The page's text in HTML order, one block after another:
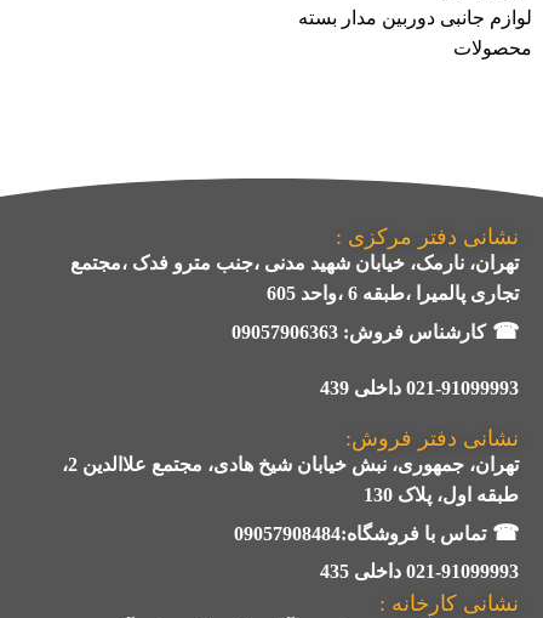
لوازم جانبی دوربین مدار بسته
محصولات
نشانی دفتر مرکزی :
تهران، نارمک، خیابان شهید مدنی ،جنب مترو فدک ،مجتمع
تجاری پالمیرا ،طبقه 6 ،واحد 605
☎کارشناس فروش: 09057906363
021-91099993 داخلی 439
نشانی دفتر فروش:
تهران، جمهوری، نبش خیابان شیخ هادی، مجتمع علاالدین 2،
طبقه اول، پلاک 130
☎تماس با فروشگاه:09057908484
021-91099993 داخلی 435
نشانی کارخانه :